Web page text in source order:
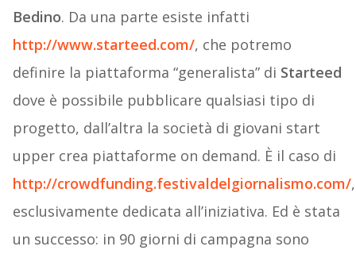
Bedino. Da una parte esiste infatti
http://www.starteed.com/, che potremo
definire la piattaforma “generalista” di Starteed
dove è possibile pubblicare qualsiasi tipo di
progetto, dall’altra la società di giovani start
upper crea piattaforme on demand. È il caso di
http://crowdfunding.festivaldelgiornalismo.com/,
esclusivamente dedicata all’iniziativa. Ed è stata
un successo: in 90 giorni di campagna sono